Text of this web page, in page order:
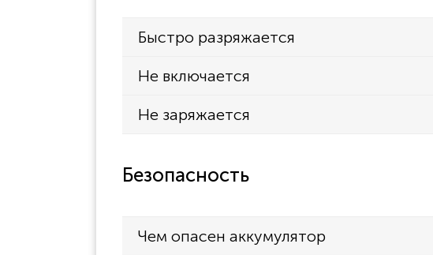
Быстро разряжается
Не включается
Не заряжается
Безопасность
Чем опасен аккумулятор